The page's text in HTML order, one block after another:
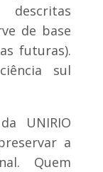
de base
futuras).
sul
UNIRIO
a
Quem